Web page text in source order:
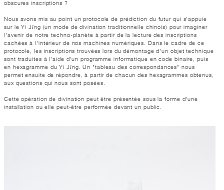
obscures inscriptions ?
Nous avons mis au point un protocole de prédiction du futur qui s'appuie
sur le Yì Jīng (un mode de divination traditionnelle chinois) pour imaginer
l'avenir de notre techno-planète à partir de la lecture des inscriptions
cachées à l'intérieur de nos machines numériques. Dans le cadre de ce
protocole, les inscriptions trouvées lors du démontage d'un objet technique
sont traduites à l'aide d'un programme informatique en code binaire, puis
en hexagramme du Yì Jīng. Un "tableau des correspondances" nous
permet ensuite de répondre, à partir de chacun des hexagrammes obtenus,
aux questions qui nous sont posées.
Cette opération de divination peut être présentée sous la forme d'une
installation ou elle peut-être performée devant un public.